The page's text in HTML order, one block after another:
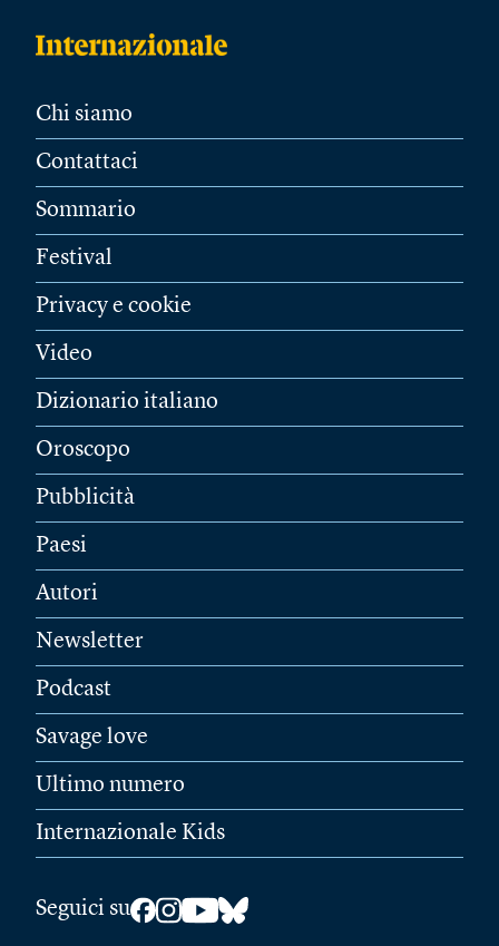
Chi siamo
Contattaci
Sommario
Festival
Privacy e cookie
Video
Dizionario italiano
Oroscopo
Pubblicità
Paesi
Autori
Newsletter
Podcast
Savage love
Ultimo numero
Internazionale Kids
Seguici su